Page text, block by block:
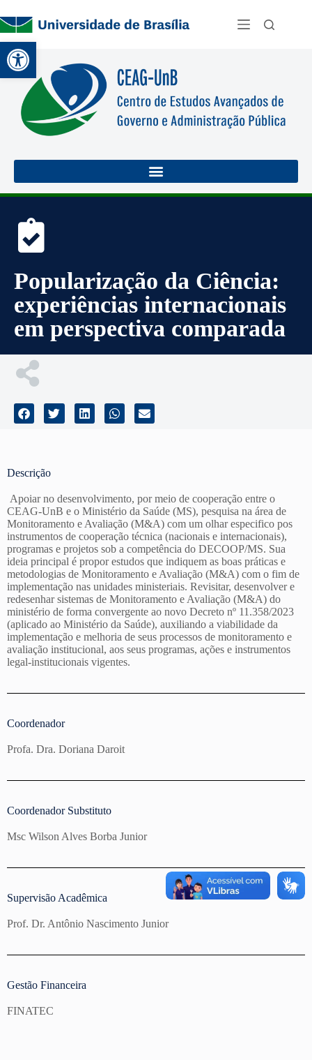
Abrir a barra de ferramentas
Popularização da Ciência:
experiências internacionais
em perspectiva comparada
Descrição
Apoiar no desenvolvimento, por meio de cooperação entre o
CEAG-UnB e o Ministério da Saúde (MS), pesquisa na área de
Monitoramento e Avaliação (M&A) com um olhar especifico pos
instrumentos de cooperação técnica (nacionais e internacionais),
programas e projetos sob a competência do DECOOP/MS. Sua
ideia principal é propor estudos que indiquem as boas práticas e
metodologias de Monitoramento e Avaliação (M&A) com o fim de
implementação nas unidades ministeriais. Revisitar, desenvolver e
redesenhar sistemas de Monitoramento e Avaliação (M&A) do
ministério de forma convergente ao novo Decreto nº 11.358/2023
(aplicado ao Ministério da Saúde), auxiliando a viabilidade da
implementação e melhoria de seus processos de monitoramento e
avaliação institucional, aos seus programas, ações e instrumentos
legal-institucionais vigentes.
Coordenador
Profa. Dra. Doriana Daroit
Coordenador Substituto​
Msc Wilson Alves Borba Junior
Supervisão Acadêmica
Prof. Dr. Antônio Nascimento Junior
Gestão Financeira
FINATEC